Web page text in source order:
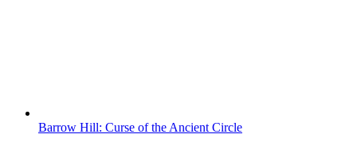
Barrow Hill: Curse of the Ancient Circle